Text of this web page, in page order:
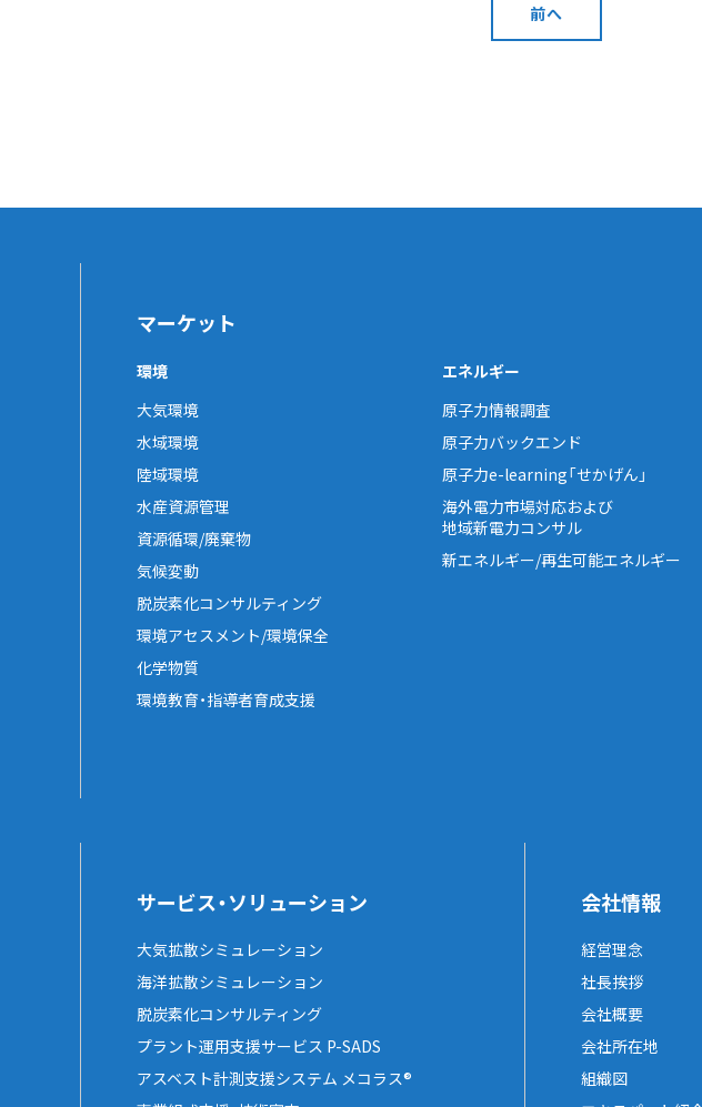
前へ
マーケット
環境
大気環境
水域環境
陸域環境
水産資源管理
資源循環/廃棄物
気候変動
脱炭素化コンサルティング
環境アセスメント/環境保全
化学物質
環境教育・指導者育成支援
エネルギー
原子力情報調査
原子力バックエンド
原子力e-learning「せかげん」
海外電力市場対応および
地域新電力コンサル
新エネルギー/再生可能エネルギー
サービス・ソリューション
大気拡散シミュレーション
海洋拡散シミュレーション
脱炭素化コンサルティング
プラント運用支援サービス P-SADS
アスベスト計測支援システム メコラス®
会社情報
経営理念
社長挨拶
会社概要
会社所在地
組織図